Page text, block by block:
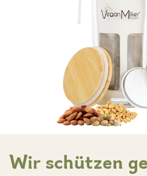
Wir schützen